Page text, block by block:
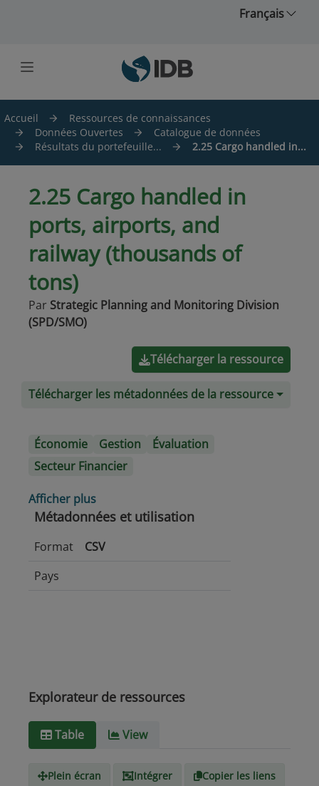
Français
Accueil
Ressources de connaissances
Données Ouvertes
Catalogue de données
Résultats du portefeuille...
2.25 Cargo handled in...
2.25 Cargo handled in
ports, airports, and
railway (thousands of
tons)
Par Strategic Planning and Monitoring Division
(SPD/SMO)
Télécharger la ressource
Télécharger les métadonnées de la ressource
Économie Gestion
Évaluation
Secteur Financier
Afficher plus
Métadonnées et utilisation
Format
CSV
Pays
Explorateur de ressources
Table View
Plein écran Intégrer Copier les liens